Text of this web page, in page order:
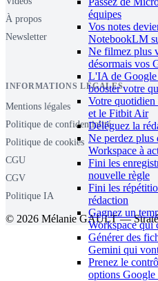
équipes
Vos notes
NotebookLM
Ne filmez plus
désormais vos
L'IA de Google
booster votre
Votre quotidien
et le Fitbit Air
Déléguez la
Ne perdez plus
Workspace à
Fini les
nouvelle règle
Fini les
rédaction
Gagnez un
Workspace qui
Générer des
Gemini qui
Prenez le
options Google
À propos
Newsletter
INFORMATIONS LÉGALES
Mentions légales
Politique de confidentialité
Politique de cookies
CGU
CGV
Politique IA
© 2026 Mélanie GAULT —